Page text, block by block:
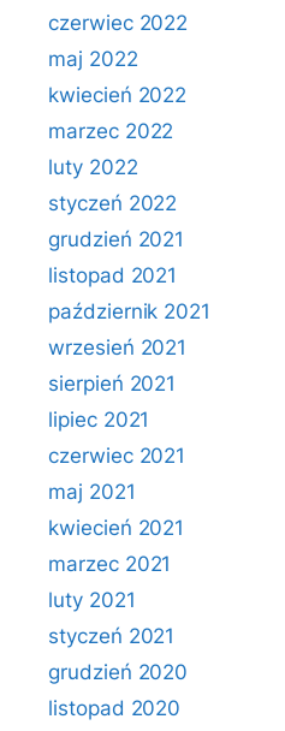
czerwiec 2022
maj 2022
kwiecień 2022
marzec 2022
luty 2022
styczeń 2022
grudzień 2021
listopad 2021
październik 2021
wrzesień 2021
sierpień 2021
lipiec 2021
czerwiec 2021
maj 2021
kwiecień 2021
marzec 2021
luty 2021
styczeń 2021
grudzień 2020
listopad 2020